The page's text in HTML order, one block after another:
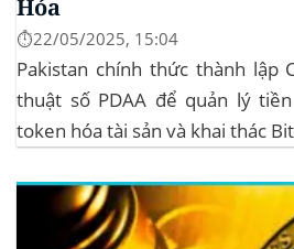
Hóa
⏱️22/05/2025, 15:04
Pakistan chính thức thành lập
thuật số PDAA để quản lý
token hóa tài sản và khai thác
Hóa Mới tại Pakistan Chính phủ